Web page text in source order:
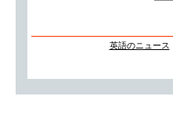
英語のニュース